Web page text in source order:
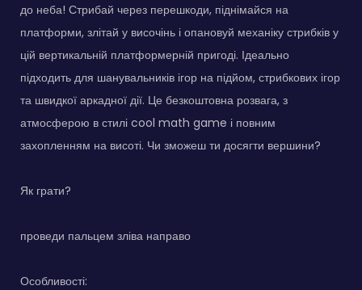
до неба! Стрибай через перешкоди, піднімайся на
платформи, злітай у височінь і опановуй механіку стрибків у
цій вертикальній платформерній пригоді. Ідеально
підходить для шанувальників ігор на підйом, стрибкових ігор
та швидкої аркадної дії. Це безкоштовна розвага, з
атмосферою в стилі cool math game і повним
захопленням на висоті. Чи зможеш ти досягти вершини?
Як грати?
проведи пальцем зліва направо
Особливості: